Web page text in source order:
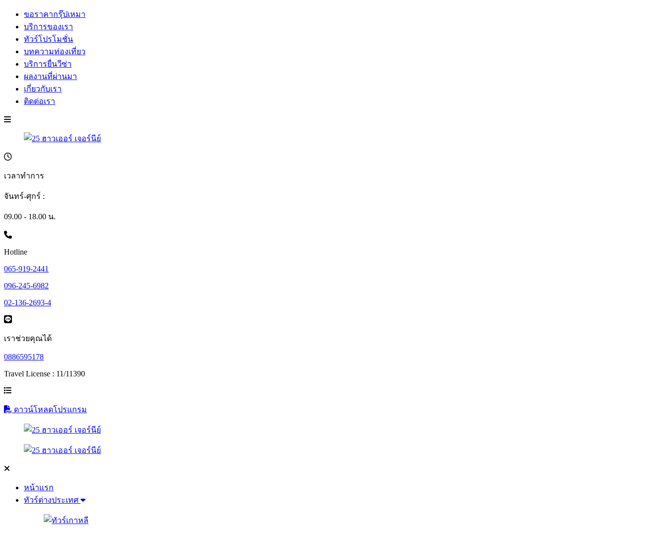
ขอราคากรุ๊ปเหมา
บริการของเรา
ทัวร์โปรโมชั่น
บทความท่องเที่ยว
บริการยื่นวีซ่า
ผลงานที่ผ่านมา
เกี่ยวกับเรา
ติดต่อเรา
เวลาทำการ
จันทร์-ศุกร์ :
09.00 - 18.00 น.
Hotline
065-919-2441
096-245-6982
02-136-2693-4
เราช่วยคุณได้
0886595178
Travel License : 11/11390
ดาวน์โหลดโปรแกรม
หน้าแรก
ทัวร์ต่างประเทศ